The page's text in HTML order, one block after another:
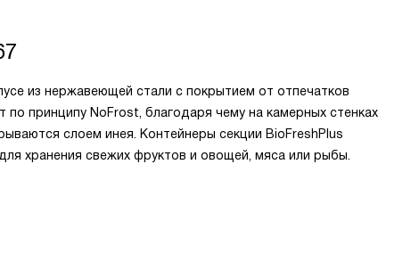
из нержавеющей стали с покрытием от отпечатков
принципу NoFrost, благодаря чему на камерных стенках
слоем инея. Контейнеры секции BioFreshPlus
хранения свежих фруктов и овощей, мяса или рыбы.